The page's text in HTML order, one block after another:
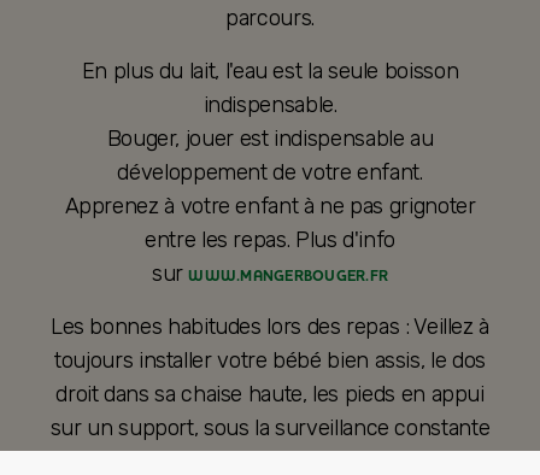
parcours.
En plus du lait, l'eau est la seule boisson
indispensable.
Bouger, jouer est indispensable au
développement de votre enfant.
Apprenez à votre enfant à ne pas grignoter
entre les repas. Plus d'info
surWWW.MANGERBOUGER.FR
Les bonnes habitudes lors des repas : Veillez à
toujours installer votre bébé bien assis, le dos
droit dans sa chaise haute, les pieds en appui
sur un support, sous la surveillance constante